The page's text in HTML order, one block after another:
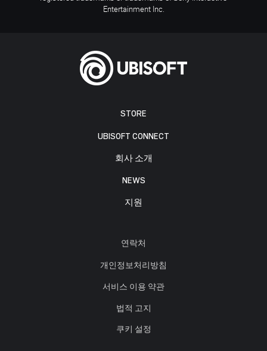
STORE
UBISOFT CONNECT
회사 소개
NEWS
지원
연락처
개인정보처리방침
서비스 이용 약관
법적 고지
쿠키 설정
Entertainment Inc.